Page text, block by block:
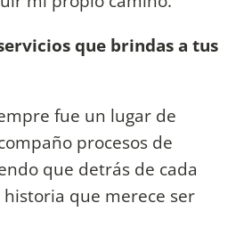
que brindas a tus
fue un lugar de
procesos de
que detrás de cada
que merece ser